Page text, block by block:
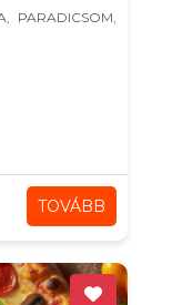
PARADICSOM,
TOVÁBB